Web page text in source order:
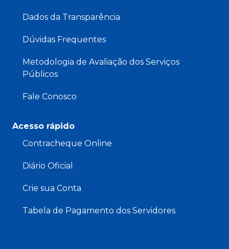
Dados da Transparência
Dúvidas Frequentes
Metodologia de Avaliação dos Serviços
Públicos
Fale Conosco
Acesso rápido
Contracheque Online
Diário Oficial
Crie sua Conta
Tabela de Pagamento dos Servidores